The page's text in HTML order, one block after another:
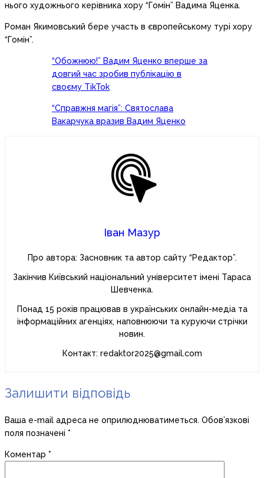
нього художнього керівника хору “Гомін” Вадима Яценка.
Роман Якимовський бере участь в європейському турі хору
“Гомін”.
“Обожнюю!” Вадим Яценко вперше за
довгий час зробив публікацію в
своєму TikTok
“Справжня магія”: Святослава
Вакарчука вразив Вадим Яценко
Іван Мазур
Про автора: Засновник та автор сайту “Редактор”.
Закінчив Київський національний університет імені Тараса
Шевченка.
Понад 15 років працював в українських онлайн-медіа та
інформаційних агенціях, наповнюючи та куруючи стрічки
новин.
Контакт: redaktor2025@gmail.com
Залишити відповідь
Ваша e-mail адреса не оприлюднюватиметься. Обов’язкові
поля позначені *
Коментар *